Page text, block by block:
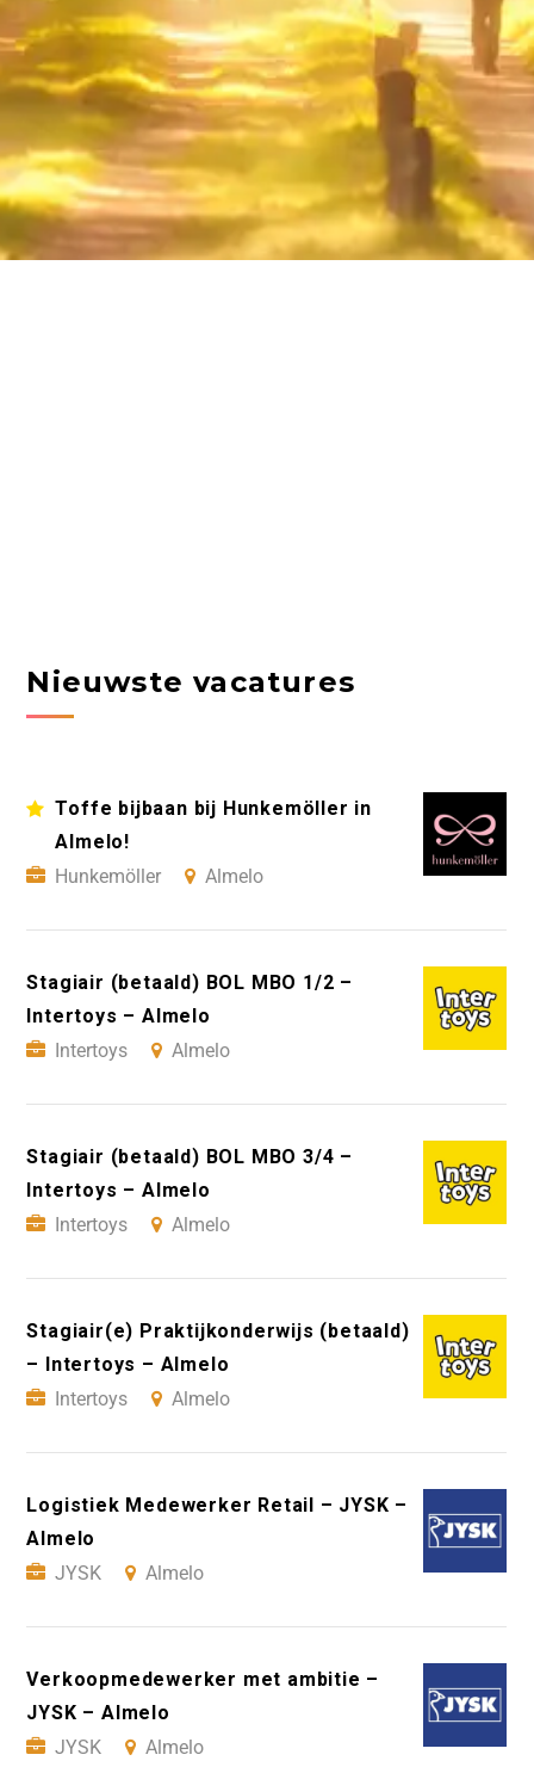
Nieuwste vacatures
Toffe bijbaan bij Hunkemöller in
Almelo!
Hunkemöller
Almelo
Stagiair (betaald) BOL MBO 1/2 –
Intertoys – Almelo
Intertoys
Almelo
Stagiair (betaald) BOL MBO 3/4 –
Intertoys – Almelo
Intertoys
Almelo
Stagiair(e) Praktijkonderwijs (betaald)
– Intertoys – Almelo
Intertoys
Almelo
Logistiek Medewerker Retail – JYSK –
Almelo
JYSK
Almelo
Verkoopmedewerker met ambitie –
JYSK – Almelo
JYSK
Almelo